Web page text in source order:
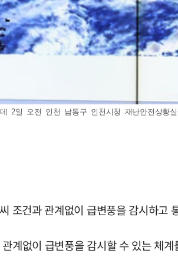
2일 오전 인천 남동구 인천시청 재난안전상황
조건과 관계없이 급변풍을 감시하고
계없이 급변풍을 감시할 수 있는 체